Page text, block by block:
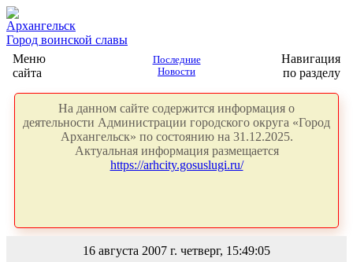
Архангельск
Город воинской славы
Меню
сайта
Последние
Новости
Навигация
по разделу
На данном сайте содержится информация о
деятельности Администрации городского округа «Город
Архангельск» по состоянию на 31.12.2025.
Актуальная информация размещается
https://arhcity.gosuslugi.ru/
16 августа 2007 г. четверг, 15:49:05